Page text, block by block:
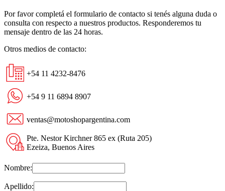
Por favor completá el formulario de contacto si tenés alguna duda o
consulta con respecto a nuestros productos. Responderemos tu
mensaje dentro de las 24 horas.
Otros medios de contacto:
+54 11 4232-8476
+54 9 11 6894 8907
ventas@motoshopargentina.com
Pte. Nestor Kirchner 865 ex (Ruta 205)
Ezeiza, Buenos Aires
Nombre:
Apellido: